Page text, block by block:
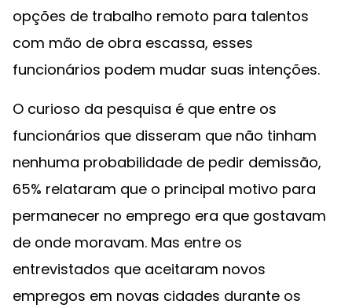
opções de trabalho remoto para talentos
com mão de obra escassa, esses
funcionários podem mudar suas intenções.
O curioso da pesquisa é que entre os
funcionários que disseram que não tinham
nenhuma probabilidade de pedir demissão,
65% relataram que o principal motivo para
permanecer no emprego era que gostavam
de onde moravam. Mas entre os
entrevistados que aceitaram novos
empregos em novas cidades durante os